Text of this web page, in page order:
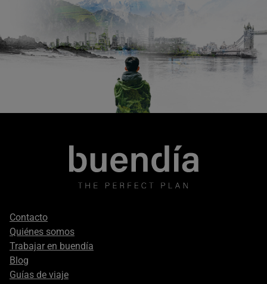
Footer
secondary
Contacto
Quiénes somos
Trabajar en buendía
Blog
Guías de viaje